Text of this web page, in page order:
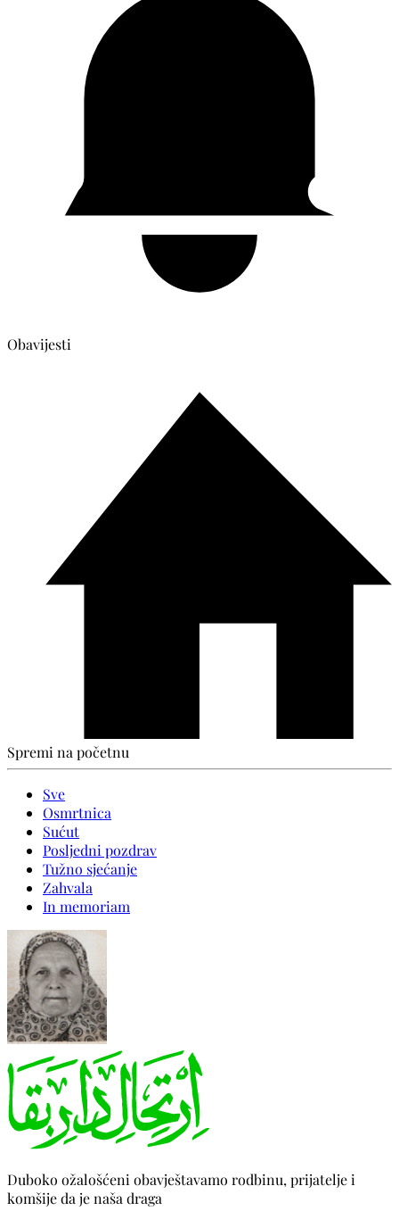
Obavijesti
Spremi na početnu
Sve
Osmrtnica
Sućut
Posljedni pozdrav
Tužno sjećanje
Zahvala
In memoriam
Duboko ožalošćeni obavještavamo rodbinu, prijatelje i
komšije da je naša draga